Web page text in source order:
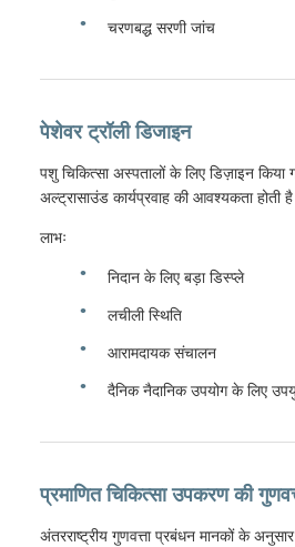
चरणबद्ध सरणी जांच
पेशेवर ट्रॉली डिजाइन
पशु चिकित्सा अस्पतालों के लिए डिज़ाइन
अल्ट्रासाउंड कार्यप्रवाह की आवश्यकता होती
लाभः
निदान के लिए बड़ा डिस्प्ले
लचीली स्थिति
आरामदायक संचालन
दैनिक नैदानिक उपयोग के लिए
प्रमाणित चिकित्सा उपकरण की
अंतरराष्ट्रीय गुणवत्ता प्रबंधन मानकों के अनुसार